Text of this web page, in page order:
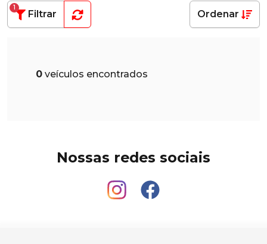
Filtrar
1
Ordenar
0 veículos encontrados
Nossas redes sociais